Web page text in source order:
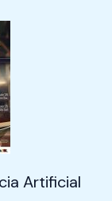
Artificial